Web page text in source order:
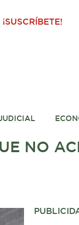
¡SUSCRÍBETE!
NO